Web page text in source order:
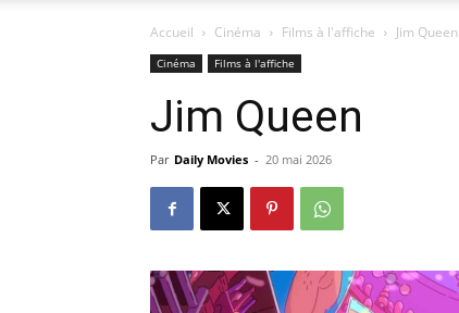
Accueil Cinéma Films à l'affiche Jim Queen
Cinéma Films à l'affiche
Jim Queen
Par Daily Movies - 20 mai 2026